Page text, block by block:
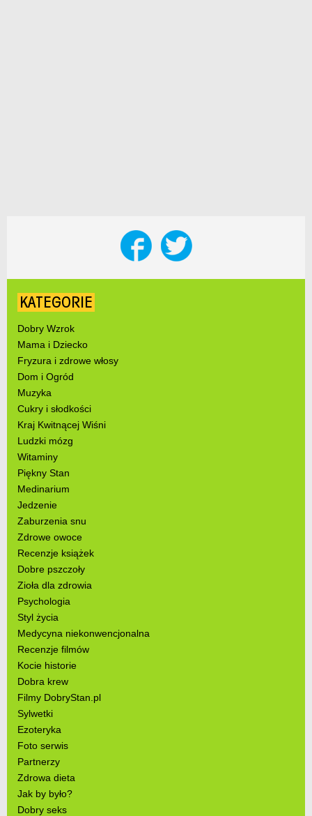
KATEGORIE
Dobry Wzrok
Mama i Dziecko
Fryzura i zdrowe włosy
Dom i Ogród
Muzyka
Cukry i słodkości
Kraj Kwitnącej Wiśni
Ludzki mózg
Witaminy
Piękny Stan
Medinarium
Jedzenie
Zaburzenia snu
Zdrowe owoce
Recenzje książek
Dobre pszczoły
Zioła dla zdrowia
Psychologia
Styl życia
Medycyna niekonwencjonalna
Recenzje filmów
Kocie historie
Dobra krew
Filmy DobryStan.pl
Sylwetki
Ezoteryka
Foto serwis
Partnerzy
Zdrowa dieta
Jak by było?
Dobry seks